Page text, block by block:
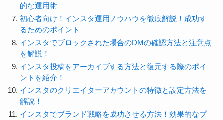
的な運用術
初心者向け！インスタ運用ノウハウを徹底解説！成功す
るためのポイント
インスタでブロックされた場合のDMの確認方法と注意点
を解説！
インスタ投稿をアーカイブする方法と復元する際のポイ
ントを紹介！
インスタのクリエイターアカウントの特徴と設定方法を
解説！
インスタでブランド戦略を成功させる方法！効果的なプ